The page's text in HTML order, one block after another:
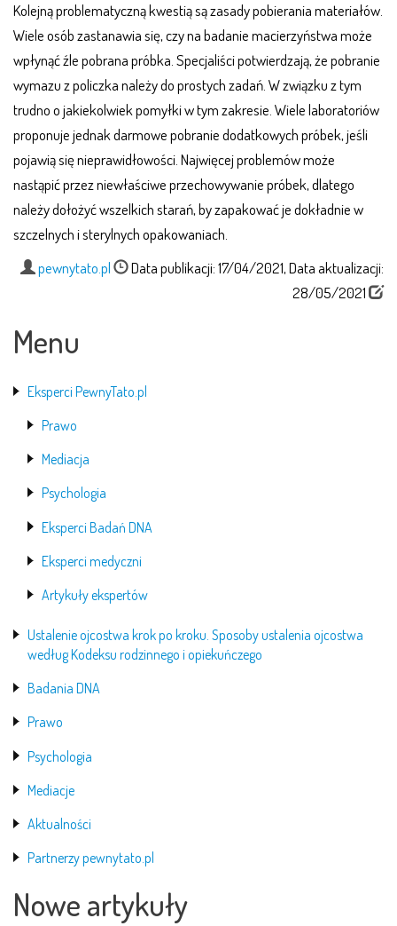
Kolejną problematyczną kwestią są zasady pobierania materiałów.
Wiele osób zastanawia się, czy na badanie macierzyństwa może
wpłynąć źle pobrana próbka. Specjaliści potwierdzają, że pobranie
wymazu z policzka należy do prostych zadań. W związku z tym
trudno o jakiekolwiek pomyłki w tym zakresie. Wiele laboratoriów
proponuje jednak darmowe pobranie dodatkowych próbek, jeśli
pojawią się nieprawidłowości. Najwięcej problemów może
nastąpić przez niewłaściwe przechowywanie próbek, dlatego
należy dołożyć wszelkich starań, by zapakować je dokładnie w
szczelnych i sterylnych opakowaniach.
pewnytato.pl
Data publikacji: 17/04/2021, Data aktualizacji:
28/05/2021
Menu
Eksperci PewnyTato.pl
Prawo
Mediacja
Psychologia
Eksperci Badań DNA
Eksperci medyczni
Artykuły ekspertów
Ustalenie ojcostwa krok po kroku. Sposoby ustalenia ojcostwa
według Kodeksu rodzinnego i opiekuńczego
Badania DNA
Prawo
Psychologia
Mediacje
Aktualności
Partnerzy pewnytato.pl
Nowe artykuły